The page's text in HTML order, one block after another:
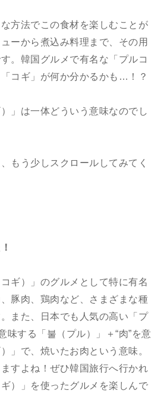
方法でこの食材を楽しむことが
ーから煮込み料理まで、その用
。韓国グルメで有名な「プルコ
コギ」が何か分かるかも…！？
」は一体どういう意味なのでし
もう少しスクロールしてみてく
ギ）」のグルメとして特に有名
豚肉、鶏肉など、さまざまな種
また、日本でも人気の高い「プ
味する「불（プル）」＋“肉”を意
」で、焼いたお肉という意味。
すよね！ぜひ韓国旅行へ行かれ
）」を使ったグルメを楽しんで